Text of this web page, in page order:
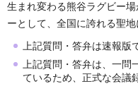
生まれ変わる熊谷ラグビー
ーとして、全国に誇れる聖
上記質問・答弁は速報版
上記質問・答弁は、一問
ているため、正式な会議